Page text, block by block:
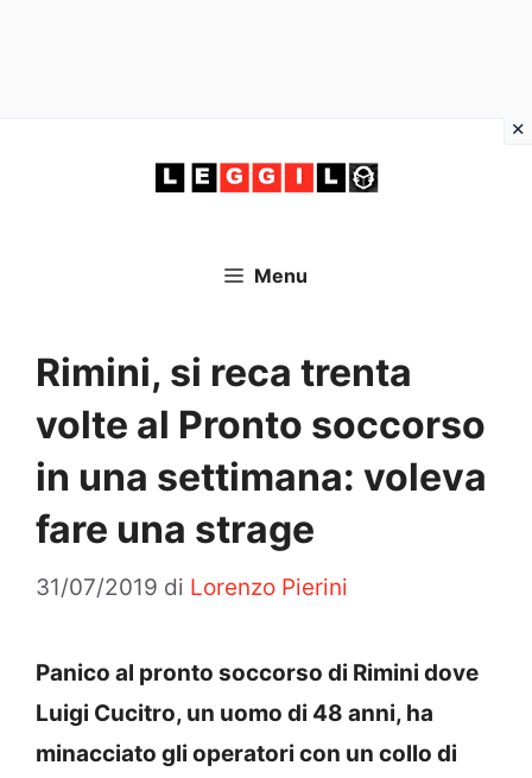
Menu
Rimini, si reca trenta
volte al Pronto soccorso
in una settimana: voleva
fare una strage
31/07/2019 di Lorenzo Pierini
Panico al pronto soccorso di Rimini dove
Luigi Cucitro, un uomo di 48 anni, ha
minacciato gli operatori con un collo di